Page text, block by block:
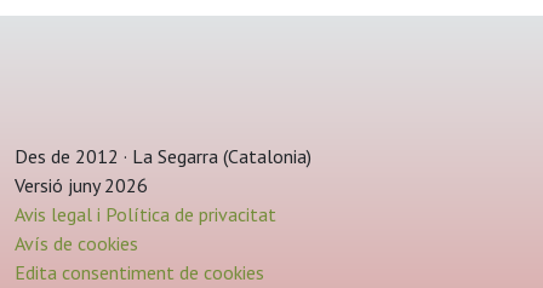
Des de 2012 · La Segarra (Catalonia)
Versió juny 2026
Avis legal i Política de privacitat
Avís de cookies
Edita consentiment de cookies